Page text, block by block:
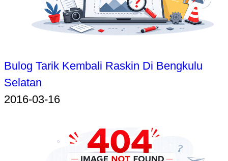
Bulog Tarik Kembali Raskin Di Bengkulu
Selatan
2016-03-16